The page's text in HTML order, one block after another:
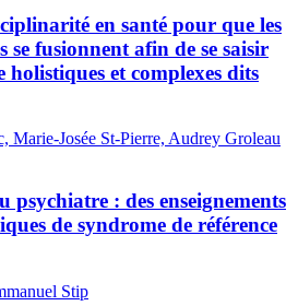
en santé pour que les
se fusionnent afin de se saisir
holistiques et complexes dits
Marie-Josée St-Pierre, Audrey Groleau
psychiatre : des enseignements
de syndrome de référence
Stip